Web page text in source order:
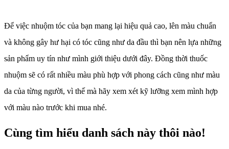
Để việc nhuộm tóc của bạn mang lại hiệu quả cao, lên màu chuẩn
và không gây hư hại có tóc cũng như da đầu thì bạn nên lựa những
sản phẩm uy tín như mình giới thiệu dưới đây. Đồng thời thuốc
nhuộm sẽ có rất nhiều màu phù hợp với phong cách cũng như màu
da của từng người, vì thế mà hãy xem xét kỹ lưỡng xem mình hợp
với màu nào trước khi mua nhé.
Cùng tìm hiểu danh sách này thôi nào!